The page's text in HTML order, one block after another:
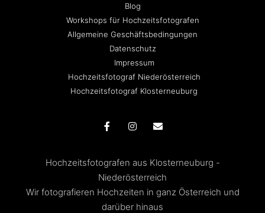
Blog
Workshops für Hochzeitsfotografen
Allgemeine Geschäftsbedingungen
Datenschutz
Impressum
Hochzeitsfotograf Niederösterreich
Hochzeitsfotograf Klosterneuburg
Hochzeitsfotografen aus Klosterneuburg -
Niederösterreich
Wir fotografieren Hochzeiten in ganz Österreich und
darüber hinaus